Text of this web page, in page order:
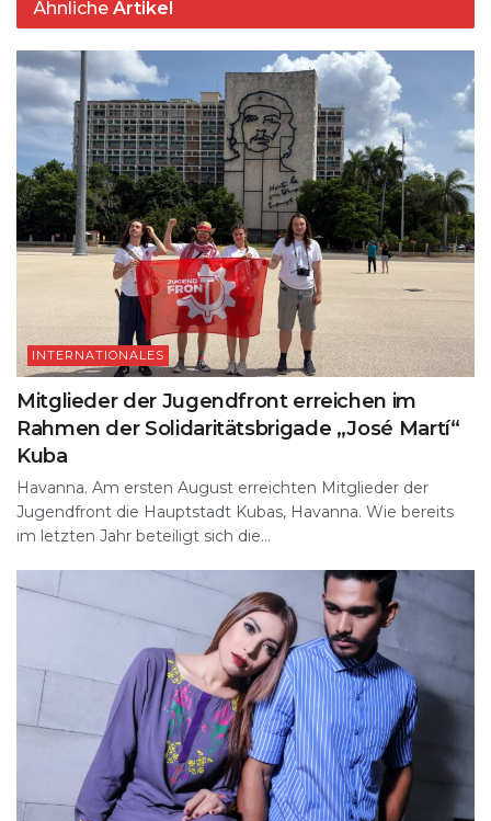
Ähnliche Artikel
INTERNATIONALES
Mitglieder der Jugendfront erreichen im
Rahmen der Solidaritätsbrigade „José Martí“
Kuba
Havanna. Am ersten August erreichten Mitglieder der
Jugendfront die Hauptstadt Kubas, Havanna. Wie bereits
im letzten Jahr beteiligt sich die...